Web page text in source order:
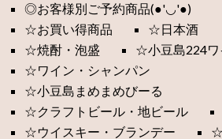
◎お客様別ご予約商品(●'◡'●)
☆お買い得商品
☆日本酒
☆焼酎・泡盛
☆小豆島224ワ
☆ワイン・シャンパン
☆小豆島まめまめびーる
☆クラフトビール・地ビール
☆ウイスキー・ブランデー
☆